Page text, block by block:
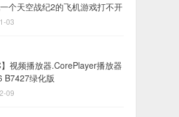
视频播放器.CorePlayer播放器
B7427绿化版
】诺基亚初版音乐播放器
4.3.0.387x4.5.3
09